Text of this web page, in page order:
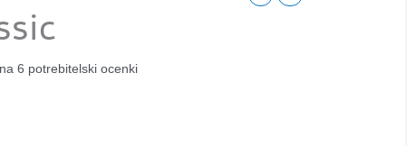
6 potrebitelski ocenki